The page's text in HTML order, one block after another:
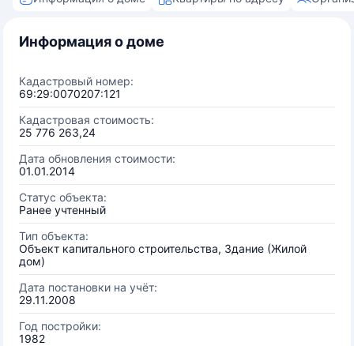
Информация о доме
Кадастровый номер:
69:29:0070207:121
Кадастровая стоимость:
25 776 263,24
Дата обновления стоимости:
01.01.2014
Статус объекта:
Ранее учтенный
Тип объекта:
Объект капитального строительства, Здание (Жилой
дом)
Дата постановки на учёт:
29.11.2008
Год постройки:
1982